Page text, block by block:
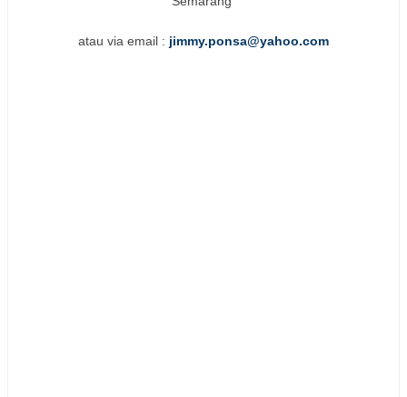
atau via email : jimmy.ponsa@yahoo.com